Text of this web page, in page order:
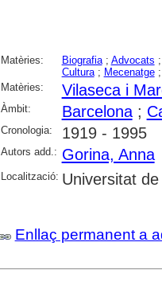
Matèries: Biografia; Advocats ;
Cultura; Mecenatge;
Matèries:
Vilaseca i
Àmbit: Barcelona;
Cronologia: 1919 - 1995
Autors add.: Gorina, Anna
Localització: Universitat
Enllaç permanent a